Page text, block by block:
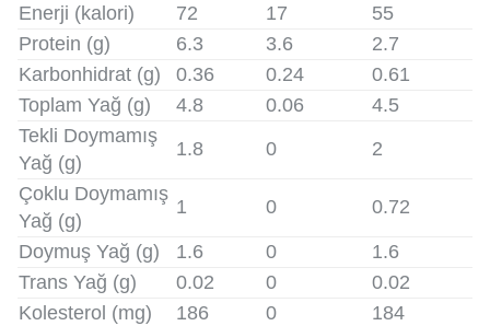
Enerji (kalori)
72 17
55
Protein (g)
6.3 3.6
2.7
Karbonhidrat (g)
0.36 0.24
0.61
Toplam Yağ (g)
4.8 0.06
4.5
Tekli Doymamış
Yağ (g)
1.8 0 2
Çoklu Doymamış
Yağ (g)
1 0 0.72
Doymuş Yağ (g) 1.6 0
1.6
Trans Yağ (g)
0.02 0
0.02
Kolesterol (mg)
186 0
184